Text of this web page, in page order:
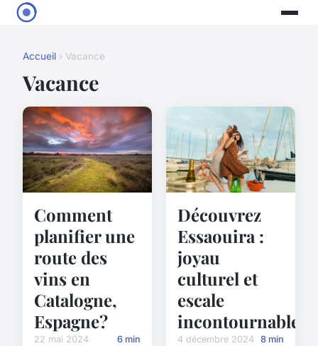
Accueil › Vacance
Vacance
Comment
planifier une
route des
vins en
Catalogne,
Espagne?
22 mai 2024 6 min
Découvrez
Essaouira :
joyau
culturel et
escale
incontournable
4 décembre 2024 8 min